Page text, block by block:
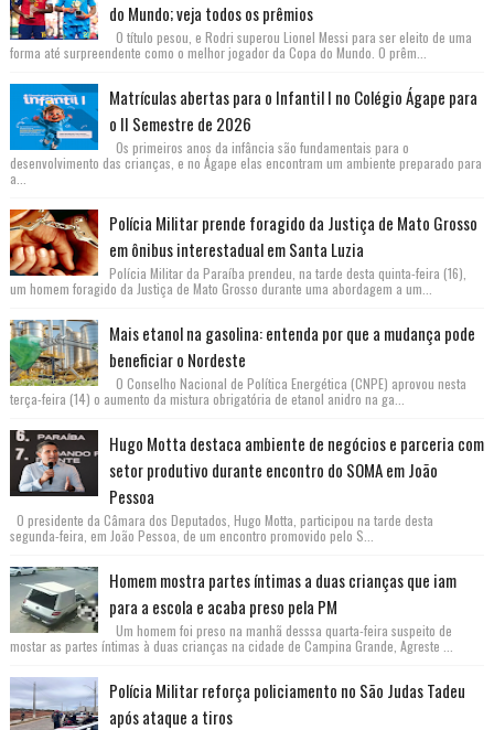
do Mundo; veja todos os prêmios
O título pesou, e Rodri superou Lionel Messi para ser eleito de uma
forma até surpreendente como o melhor jogador da Copa do Mundo. O prêm...
Matrículas abertas para o Infantil I no Colégio Ágape para
o II Semestre de 2026
Os primeiros anos da infância são fundamentais para o
desenvolvimento das crianças, e no Ágape elas encontram um ambiente preparado para
a...
Polícia Militar prende foragido da Justiça de Mato Grosso
em ônibus interestadual em Santa Luzia
Polícia Militar da Paraíba prendeu, na tarde desta quinta-feira (16),
um homem foragido da Justiça de Mato Grosso durante uma abordagem a um...
Mais etanol na gasolina: entenda por que a mudança pode
beneficiar o Nordeste
O Conselho Nacional de Política Energética (CNPE) aprovou nesta
terça-feira (14) o aumento da mistura obrigatória de etanol anidro na ga...
Hugo Motta destaca ambiente de negócios e parceria com
setor produtivo durante encontro do SOMA em João
Pessoa
O presidente da Câmara dos Deputados, Hugo Motta, participou na tarde desta
segunda-feira, em João Pessoa, de um encontro promovido pelo S...
Homem mostra partes íntimas a duas crianças que iam
para a escola e acaba preso pela PM
Um homem foi preso na manhã desssa quarta-feira suspeito de
mostar as partes íntimas à duas crianças na cidade de Campina Grande, Agreste ...
Polícia Militar reforça policiamento no São Judas Tadeu
após ataque a tiros